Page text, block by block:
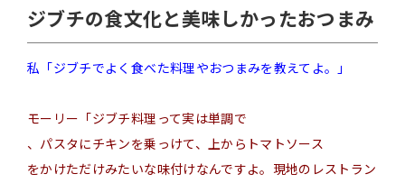
ジブチの食文化と美味しかったおつまみ
私「ジブチでよく食べた料理やおつまみを教えてよ。」
モーリー「ジブチ料理って実は単調で
、パスタにチキンを乗っけて、上から トマトソース
をかけただけみたいな味付けなんですよ。現地のレストラン